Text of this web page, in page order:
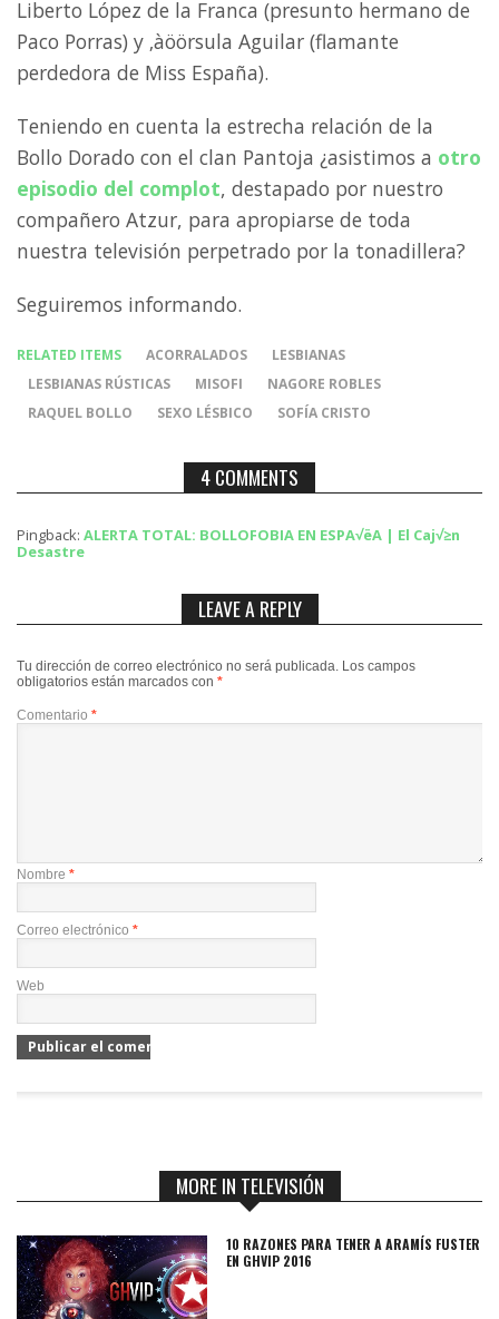
Liberto López de la Franca (presunto hermano de
Paco Porras) y ‚àöörsula Aguilar (flamante
perdedora de Miss España).
Teniendo en cuenta la estrecha relación de la
Bollo Dorado con el clan Pantoja ¿asistimos a otro
episodio del complot, destapado por nuestro
compañero Atzur, para apropiarse de toda
nuestra televisión perpetrado por la tonadillera?
Seguiremos informando.
RELATED ITEMS ACORRALADOS
LESBIANAS
LESBIANAS RÚSTICAS
MISOFI
NAGORE ROBLES
RAQUEL BOLLO
SEXO LÉSBICO SOFÍA CRISTO
4 COMMENTS
Pingback: ALERTA TOTAL: BOLLOFOBIA EN ESPA√ëA | El Caj√≥n
Desastre
LEAVE A REPLY
Tu dirección de correo electrónico no será publicada. Los campos
obligatorios están marcados con *
Comentario *
Nombre *
Correo electrónico *
Web
MORE IN TELEVISIÓN
10 RAZONES PARA TENER A ARAMÍS FUSTER
EN GHVIP 2016